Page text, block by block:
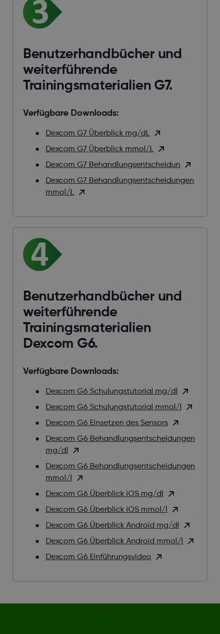
Benutzerhandbücher und
weiterführende
Trainingsmaterialien G7.
Verfügbare Downloads:
Dexcom G7 Überblick mg/dL
Dexcom G7 Überblick mmol/L
Dexcom G7 Behandlungsentscheidun
Dexcom G7 Behandlungsentscheidungen
mmol/L
Benutzerhandbücher und
weiterführende
Trainingsmaterialien
Dexcom G6.
Verfügbare Downloads:
Dexcom G6 Schulungstutorial mg/dl
Dexcom G6 Schulungstutorial mmol/l
Dexcom G6 Einsetzen des Sensors
Dexcom G6 Behandlungsentscheidungen
mg/dl
Dexcom G6 Behandlungsentscheidungen
mmol/l
Dexcom G6 Überblick iOS mg/dl
Dexcom G6 Überblick iOS mmol/l
Dexcom G6 Überblick Android mg/dl
Dexcom G6 Überblick Android mmol/l
Dexcom G6 Einführungsvideo